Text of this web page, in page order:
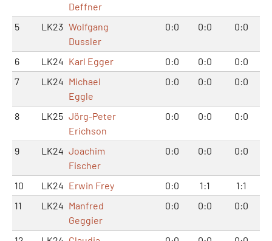
Deffner
5 LK23 Wolfgang
Dussler
0:0 0:0 0:0
6 LK24 Karl Egger 0:0 0:0
0:0
7
LK24 Michael
Eggle
0:0 0:0 0:0
8 LK25 Jörg-Peter
Erichson
0:0 0:0 0:0
9 LK24 Joachim
Fischer
0:0 0:0 0:0
10 LK24 Erwin Frey 0:0 1:1
1:1
11
LK24 Manfred
Geggier
0:0 0:0 0:0